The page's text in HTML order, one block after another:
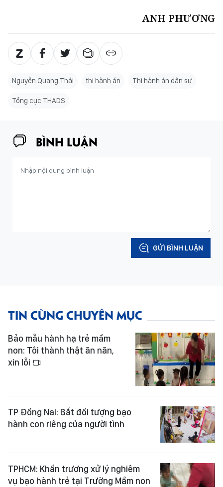
ANH PHƯƠNG
Nguyễn Quang Thái thi hành án Thi hành án dân sự
Tổng cục THADS
BÌNH LUẬN
GỬI BÌNH LUẬN
TIN CÙNG CHUYÊN MỤC
Bảo mẫu hành hạ trẻ mầm
non: Tôi thành thật ăn năn,
xin lỗi
TP Đồng Nai: Bắt đối tượng bạo
hành con riêng của người tình
TPHCM: Khẩn trương xử lý nghiêm
vụ bạo hành trẻ tại Trường Mầm non